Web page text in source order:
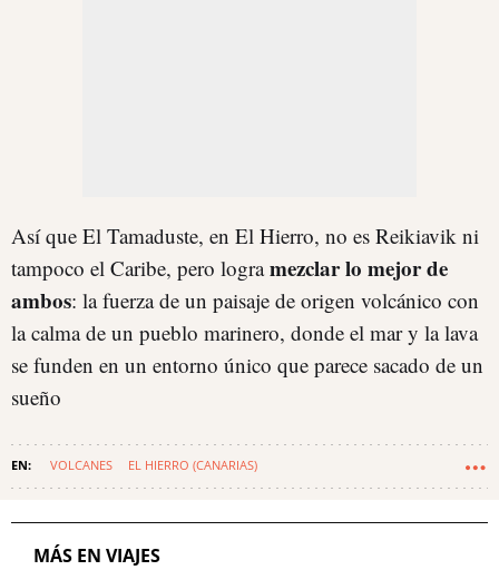
Así que El Tamaduste, en El Hierro, no es Reikiavik ni
tampoco el Caribe, pero logramezclar lo mejor de
ambos: la fuerza de un paisaje de origen volcánico con
la calma de un pueblo marinero, donde el mar y la lava
se funden en un entorno único que parece sacado de un
sueño
VOLCANES EL HIERRO (CANARIAS)
MÁS EN VIAJES